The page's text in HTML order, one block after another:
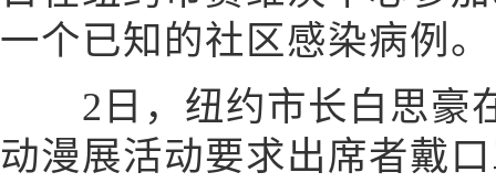
一个已知的社区感染病例。
2日，纽约市长白思豪
动漫展活动要求出席者戴